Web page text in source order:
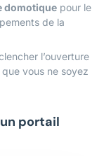
domotiquepour le
de la
l’ouverture
vous ne soyez
portail